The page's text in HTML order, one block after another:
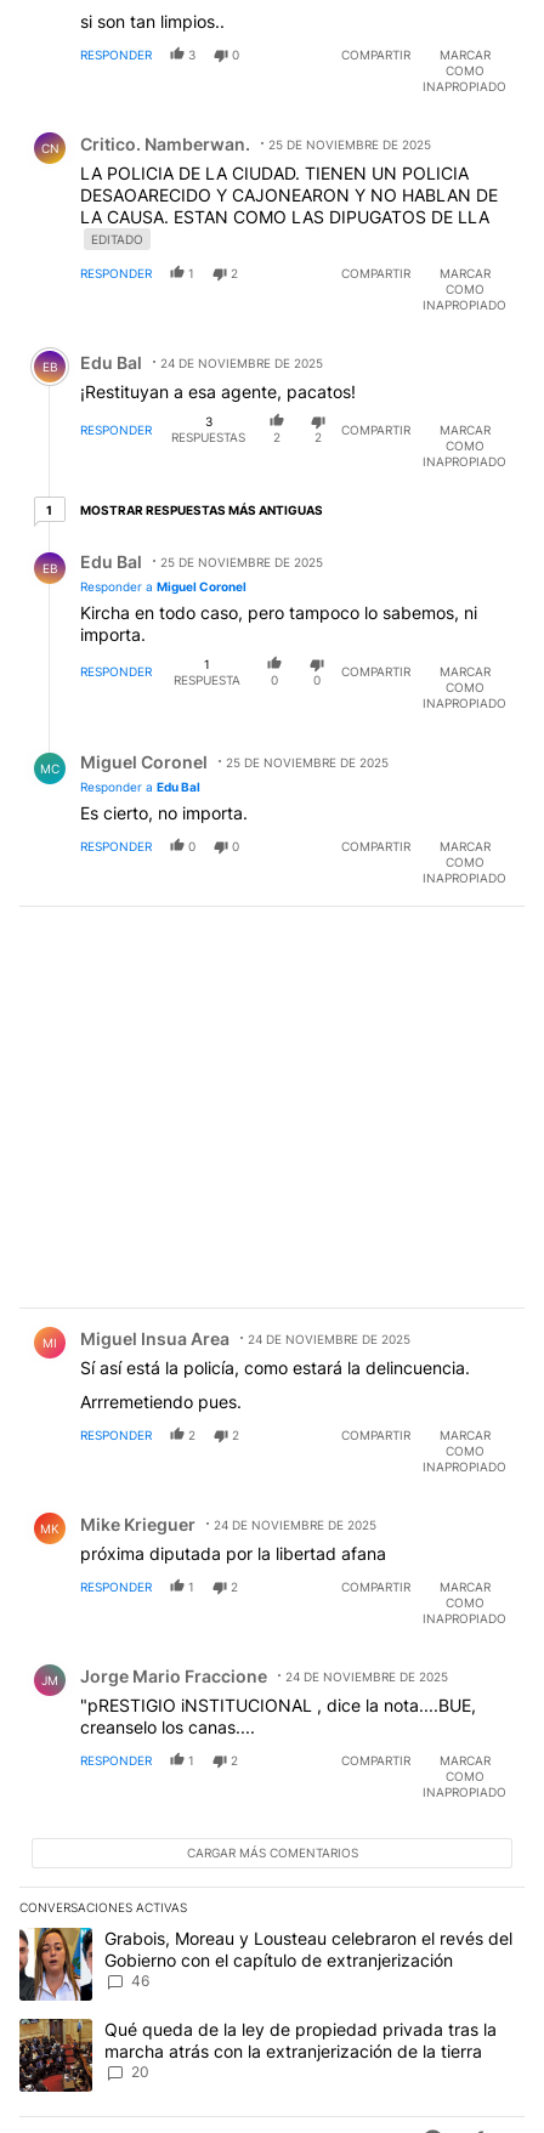
si son tan limpios..
RESPONDER 3 0 COMPARTIR
MARCAR
COMO
INAPROPIADO
CN Critico. Namberwan. 25 DE NOVIEMBRE DE 2025
LA POLICIA DE LA CIUDAD. TIENEN UN POLICIA
DESAOARECIDO Y CAJONEARON Y NO HABLAN DE
LA CAUSA. ESTAN COMO LAS DIPUGATOS DE LLA
EDITADO
RESPONDER 1 2 COMPARTIR
MARCAR
COMO
INAPROPIADO
Comentario de Edu Bal.
EB Edu Bal 24 DE NOVIEMBRE DE 2025
¡Restituyan a esa agente, pacatos!
RESPONDER
3
RESPUESTAS
2 2
COMPARTIR
MARCAR
COMO
INAPROPIADO
11 respuesta más antiguas
MOSTRAR RESPUESTAS MÁS ANTIGUAS
EB Edu Bal
25 DE NOVIEMBRE DE 2025
Responder a Miguel Coronel
Kircha en todo caso, pero tampoco lo sabemos, ni
importa.
RESPONDER
1
RESPUESTA
0 0
COMPARTIR
MARCAR
COMO
INAPROPIADO
MC Miguel Coronel
25 DE NOVIEMBRE DE 2025
Responder a Edu Bal
Es cierto, no importa.
RESPONDER 0 0 COMPARTIR
MARCAR
COMO
INAPROPIADO
MI Miguel Insua Area 24 DE NOVIEMBRE DE 2025
Sí así está la policía, como estará la delincuencia.
Arrremetiendo pues.
RESPONDER 2 2 COMPARTIR
MARCAR
COMO
INAPROPIADO
MK Mike Krieguer 24 DE NOVIEMBRE DE 2025
próxima diputada por la libertad afana
RESPONDER 1 2 COMPARTIR
MARCAR
COMO
INAPROPIADO
JM Jorge Mario Fraccione 24 DE NOVIEMBRE DE 2025
"pRESTIGIO iNSTITUCIONAL , dice la nota....BUE,
creanselo los canas....
RESPONDER 1 2 COMPARTIR
MARCAR
COMO
INAPROPIADO
CARGAR MÁS COMENTARIOS
CONVERSACIONES ACTIVAS
Este listado muestra los artículos con más comentarios en los
Un artículo de tendencia con el título "Grabois, Moreau y
Grabois, Moreau y Lousteau celebraron el revés del
Gobierno con el capítulo de extranjerización
46
Un artículo de tendencia con el título "Qué queda de la ley de
Qué queda de la ley de propiedad privada tras la
marcha atrás con la extranjerización de la tierra
20